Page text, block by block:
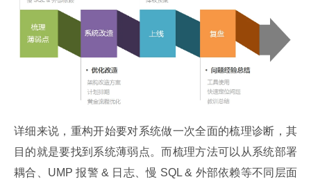
详细来说，重构开始要对系统做一次全面的梳理诊断，其
目的就是要找到系统薄弱点。而梳理方法可以从系统部署
耦合、UMP 报警 & 日志、慢 SQL & 外部依赖等不同层面